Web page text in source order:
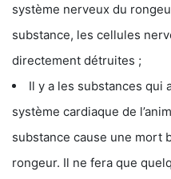
système nerveux du
substance, les cellules
directement détruites ;
Il y a les substances qui
système cardiaque de
substance cause une mort
rongeur. Il ne fera que